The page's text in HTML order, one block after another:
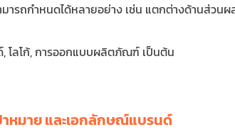
ารถกำหนดได้หลายอย่าง เช่น แตกต่างด้านส่ว
โลโก้, การออกแบบผลิตภัณฑ์ เป็นต้น
หมาย และเอกลักษณ์แบรนด์